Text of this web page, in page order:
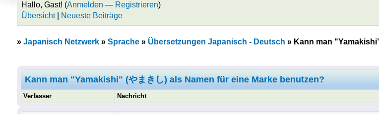
Hallo, Gast! (Anmelden — Registrieren)
Übersicht| Neueste Beiträge
» Japanisch Netzwerk» Sprache» Übersetzungen Japanisch - Deutsch » Kann man
Kann man "Yamakishi" (やまきし) als Namen für eine Marke benutzen?
Verfasser Nachricht